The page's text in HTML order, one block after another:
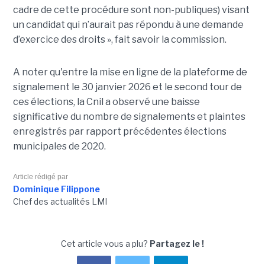
cadre de cette procédure sont non-publiques) visant
un candidat qui n’aurait pas répondu à une demande
d’exercice des droits », fait savoir la commission.
A noter qu'entre la mise en ligne de la plateforme de
signalement le 30 janvier 2026 et le second tour de
ces élections, la Cnil a observé une baisse
significative du nombre de signalements et plaintes
enregistrés par rapport précédentes élections
municipales de 2020.
Article rédigé par
Dominique Filippone
Chef des actualités LMI
Cet article vous a plu? Partagez le !